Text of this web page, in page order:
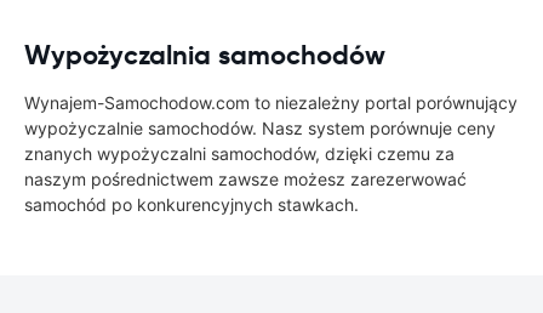
Wypożyczalnia samochodów
Wynajem-Samochodow.com to niezależny portal porównujący
wypożyczalnie samochodów. Nasz system porównuje ceny
znanych wypożyczalni samochodów, dzięki czemu za
naszym pośrednictwem zawsze możesz zarezerwować
samochód po konkurencyjnych stawkach.